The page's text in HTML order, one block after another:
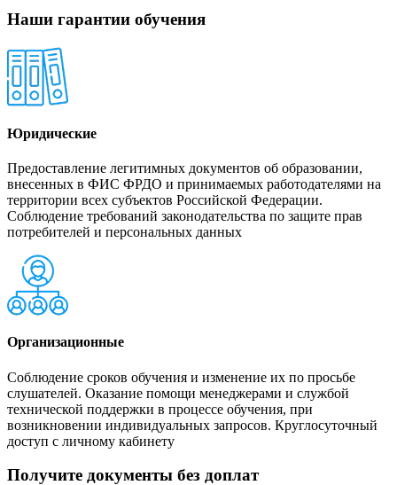
Наши гарантии обучения
Юридические
Предоставление легитимных документов об образовании,
внесенных в ФИС ФРДО и принимаемых работодателями на
территории всех субъектов Российской Федерации.
Соблюдение требований законодательства по защите прав
потребителей и персональных данных
Организационные
Соблюдение сроков обучения и изменение их по просьбе
слушателей. Оказание помощи менеджерами и службой
технической поддержки в процессе обучения, при
возникновении индивидуальных запросов. Круглосуточный
доступ с личному кабинету
Получите документы без доплат